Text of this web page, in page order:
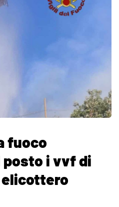
fuoco
i vvf di
elicottero